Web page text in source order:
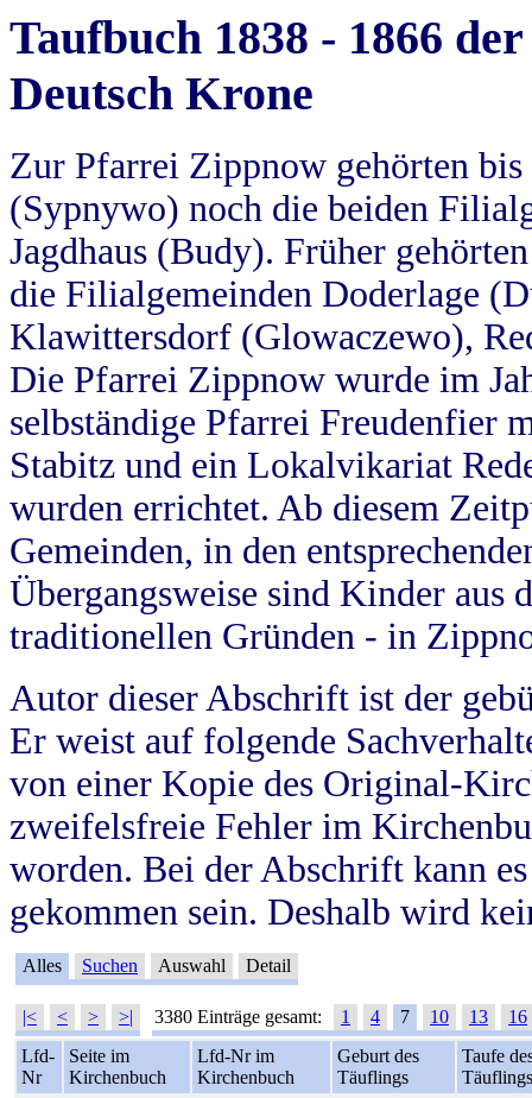
Taufbuch 1838 - 1866
Deutsch Krone
Zur Pfarrei Zippnow gehörten
(Sypnywo) noch die beiden
Jagdhaus (Budy). Früher
die Filialgemeinden Doderlage
Klawittersdorf (Glowaczewo),
Die Pfarrei Zippnow wurde im
selbständige Pfarrei Freudenfier
Stabitz und ein Lokalvikariat
wurden errichtet. Ab diesem
Gemeinden, in den
Übergangsweise sind Kinder aus
traditionellen Gründen - in
Autor dieser Abschrift ist der
Er weist auf folgende
von einer Kopie des Original-
zweifelsfreie Fehler im
worden. Bei der Abschrift kann
gekommen sein. Deshalb wird
Alles Suchen Auswahl Detail
|< < > >| 3380 Einträge gesamt: 1 4 7 10 13
16
Lfd-
Nr
Seite im
Kirchenbuch
Lfd-Nr im
Kirchenbuch
Geburt des
Täuflings
Taufe
Täuflings